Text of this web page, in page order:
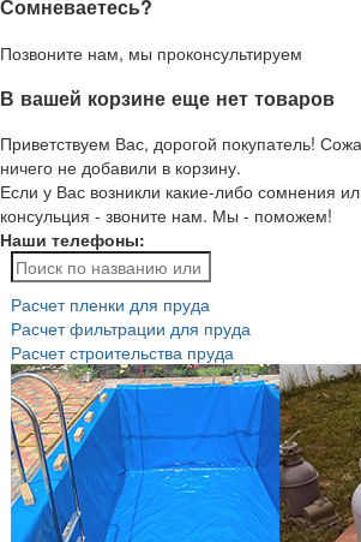
Сомневаетесь?
Позвоните нам, мы проконсультируем
В вашей корзине еще нет товаров
Приветствуем Вас, дорогой покупатель!
ничего не добавили в корзину.
Если у Вас возникли какие-либо сомнения
консульция - звоните нам. Мы - поможем!
Наши телефоны:
Расчет пленки для пруда
Расчет фильтрации для пруда
Расчет строительства пруда